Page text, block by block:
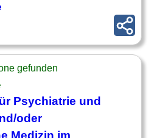
gefunden
Psychiatrie und
oder
Medizin im